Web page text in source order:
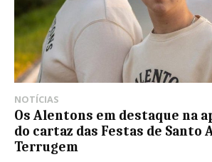
NOTÍCIAS
Os Alentons em destaque na
do cartaz das Festas de Santo
Terrugem